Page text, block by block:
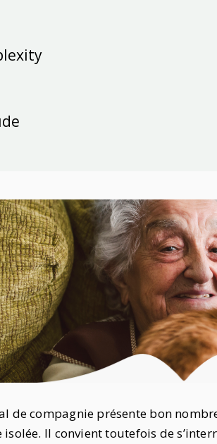
de compagnie présente bon
isolée. Il convient toutefois de